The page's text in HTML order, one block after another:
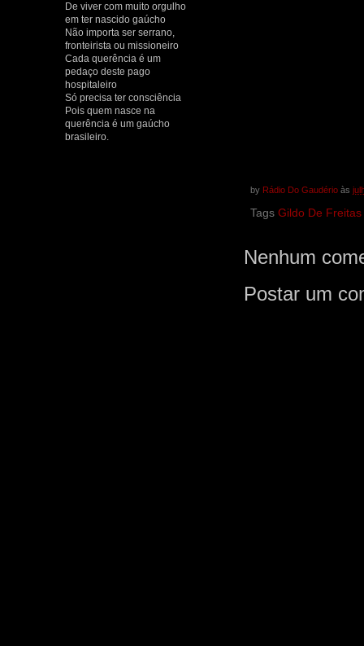
by Rádio Do Gaudério às
Tags Gildo De Freitas
Nenhum
Postar um
De viver com muito orgulho
em ter nascido gaúcho
Não importa ser serrano,
fronteirista ou missioneiro
Cada querência é um
pedaço deste pago
hospitaleiro
Só precisa ter consciência
Pois quem nasce na
querência é um gaúcho
brasileiro.